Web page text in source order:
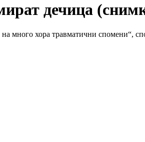
дечица
на много хора травматични спомени“,